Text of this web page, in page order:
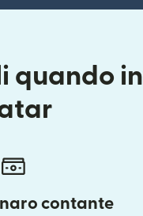
quando
contante